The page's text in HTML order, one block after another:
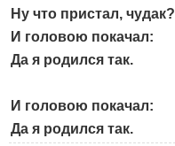
Ну что пристал, чудак?
И головою покачал:
Да я родился так.
И головою покачал:
Да я родился так.